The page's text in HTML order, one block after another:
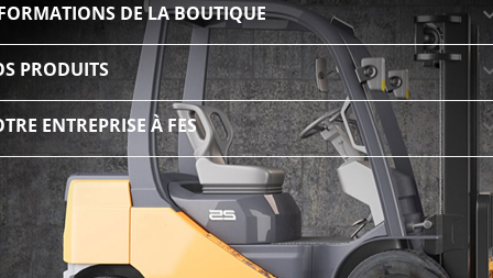
DE LA BOUTIQUE
PRODUITS
ENTREPRISE À FES